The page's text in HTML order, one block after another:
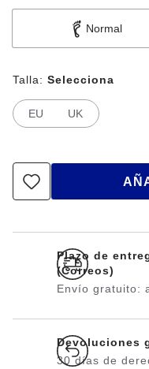
Normal
Talla: Selecciona
EU UK
Plazo de
(Correos)
Envío gratuito:
Devoluciones
30 días de